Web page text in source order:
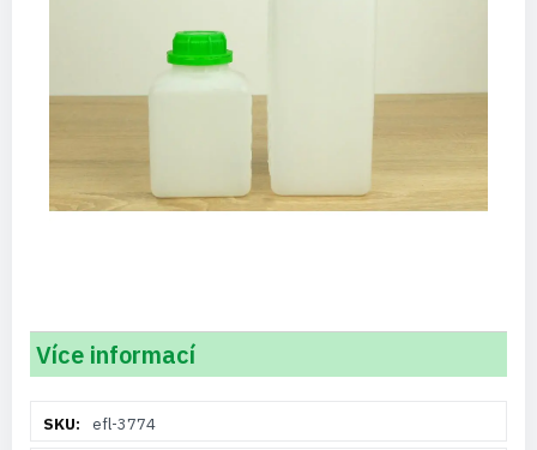
Více informací
informacíefl-3774